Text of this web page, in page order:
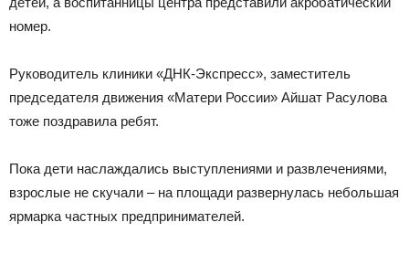
номер.
Руководитель клиники «ДНК-Экспресс», заместитель
председателя движения «Матери России» Айшат Расулова
тоже поздравила ребят.
Пока дети наслаждались выступлениями и развлечениями,
взрослые не скучали – на площади развернулась небольшая
ярмарка частных предпринимателей.